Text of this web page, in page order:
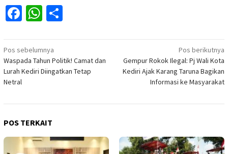
Facebook
WhatsApp
Navigasi
pos
Pos sebelumnya
Waspada Tahun Politik! Camat dan
Lurah Kediri Diingatkan Tetap
Netral
Pos berikutnya
Gempur Rokok Ilegal: Pj Wali Kota
Kediri Ajak Karang Taruna Bagikan
Informasi ke Masyarakat
POS TERKAIT